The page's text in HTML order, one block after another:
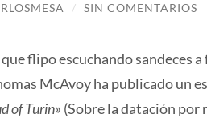
/ SIN COMENTARIOS
que flipo escuchando sandeces
McAvoy ha publicado un
of Turin» (Sobre la datación por